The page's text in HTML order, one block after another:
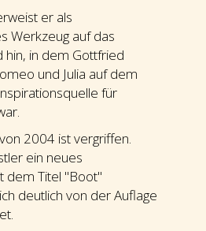
er als
Werkzeug auf das
hin, in dem Gottfried
und Julia auf dem
für
2004 ist vergriffen.
ein neues
dem Titel "Boot"
deutlich von der Auflage